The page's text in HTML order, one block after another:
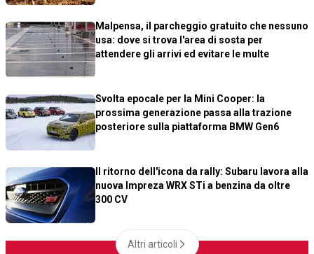
Malpensa, il parcheggio gratuito che nessuno
usa: dove si trova l'area di sosta per
attendere gli arrivi ed evitare le multe
Svolta epocale per la Mini Cooper: la
prossima generazione passa alla trazione
posteriore sulla piattaforma BMW Gen6
Il ritorno dell'icona da rally: Subaru lavora alla
nuova Impreza WRX STi a benzina da oltre
300 CV
Altri articoli